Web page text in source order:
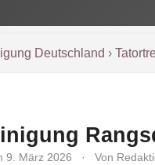
Deutschland ›
9. März 2026 · Von